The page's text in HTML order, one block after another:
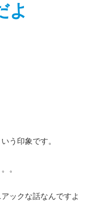
よ
う印象です。
。
ックな話なんですよ